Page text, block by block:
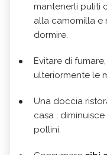
mantenerli puliti
alla camomilla e
dormire.
Evitare di
ulteriormente le
Una doccia
casa ,
pollini.